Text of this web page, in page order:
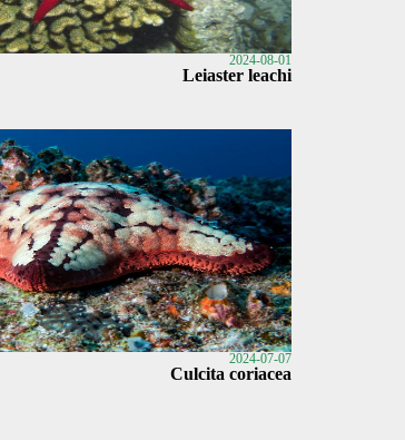
2024-08-01
Leiaster leachi
2024-07-07
Culcita coriacea